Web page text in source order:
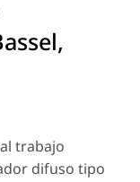
trabajo
difuso tipo